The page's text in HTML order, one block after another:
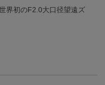
界初のF2.0大口径望遠ズ